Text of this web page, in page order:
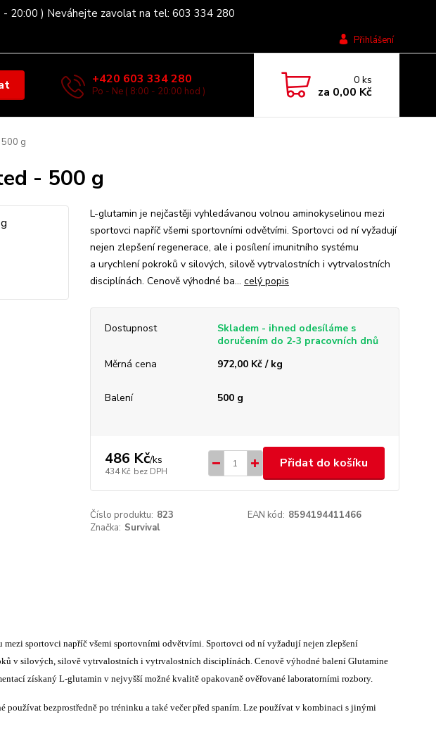
20:00 ) Neváhejte zavolat na tel: 603 334 280
Přihlášení
+420 603 334 280
Po - Ne ( 8:00 - 20:00 hod )
0ks
za 0,00 Kč
500 g
- 500 g
L-glutamin je nejčastěji vyhledávanou volnou aminokyselinou mezi
sportovci napříč všemi sportovními odvětvími. Sportovci od ní vyžadují
nejen zlepšení regenerace, ale i posílení imunitního systému
a urychlení pokroků v silových, silově vytrvalostních i vytrvalostních
disciplínách. Cenově výhodné ba... celý popis
Dostupnost
Skladem - ihned odesíláme s
doručením do 2-3 pracovních dnů
Měrná cena
972,00 Kč / kg
Balení 500 g
486 Kč/ks
434 Kč bez DPH
Přidat do košíku
Číslo produktu: 823 EAN kód: 8594194411466
Značka: Survival
sportovci napříč všemi sportovními odvětvími. Sportovci od ní vyžadují nejen zlepšení
v silových, silově vytrvalostních i vytrvalostních disciplínách. Cenově výhodné balení Glutamine
získaný L-glutamin v nejvyšší možné kvalitě opakovaně ověřované laboratorními rozbory.
bezprostředně po tréninku a také večer před spaním. Lze používat v kombinaci s jinými